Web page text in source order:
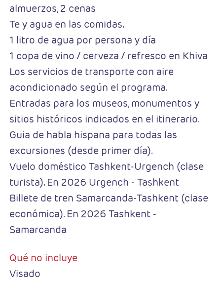
almuerzos, 2 cenas
Te y agua en las comidas.
1 litro de agua por persona y día
1 copa de vino / cerveza / refresco en Khiva
Los servicios de transporte con aire
acondicionado según el programa.
Entradas para los museos, monumentos y
sitios históricos indicados en el itinerario.
Guia de habla hispana para todas las
excursiones (desde primer día).
Vuelo doméstico Tashkent-Urgench (clase
turista). En 2026 Urgench - Tashkent
Billete de tren Samarcanda-Tashkent (clase
económica). En 2026 Tashkent -
Samarcanda
Qué no incluye
Visado